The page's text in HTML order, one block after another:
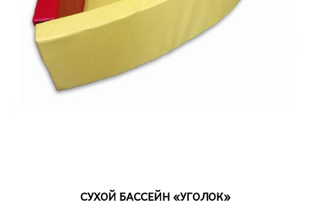
СУХОЙ БАССЕЙН «УГОЛОК»